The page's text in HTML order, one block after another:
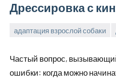
Дрессировка с
адаптация взрослой собаки
2025
Анна
Частый вопрос,
ошибки: когда можно